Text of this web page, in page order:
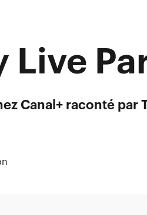
Live
Canal+ raconté par